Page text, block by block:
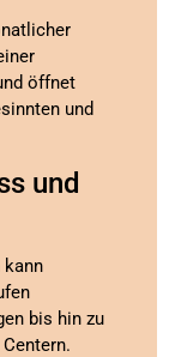
öffnet
und
und
kann
bis hin zu